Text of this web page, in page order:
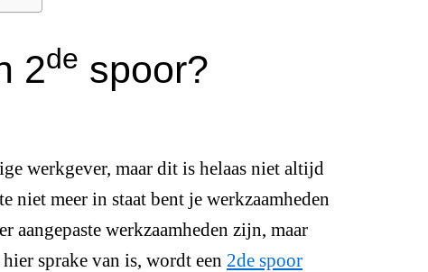
2de spoor?
werkgever, maar dit is helaas niet altijd
meer in staat bent je werkzaamheden
aangepaste werkzaamheden zijn, maar
sprake van is, wordt een 2de spoor